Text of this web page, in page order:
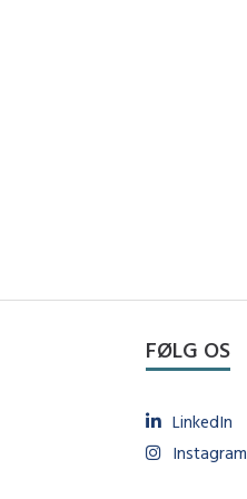
FØLG OS
LinkedIn
Instagram